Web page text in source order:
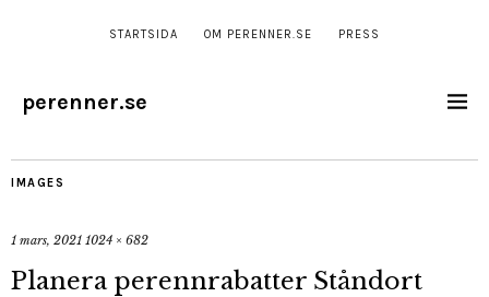
STARTSIDA OM PERENNER.SE PRESS
perenner.se
IMAGES
1 mars, 2021 1024 × 682
Planera perennrabatter Ståndort